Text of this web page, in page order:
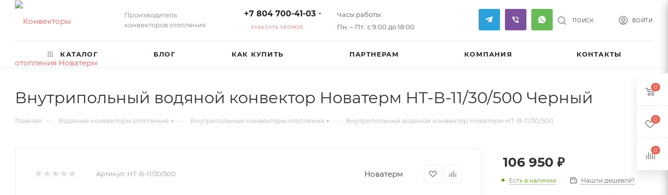
Производитель
конвекторов отопления
+7 804 700-41-03
ЗАКАЗАТЬ ЗВОНОК
Часы работы:
Пн. – Пт.: с 9:00 до 18:00
ВОЙТИ
ПОИСК
КАТАЛОГ БЛОГ КАК КУПИТЬ ПАРТНЕРАМ КОМПАНИЯ КОНТАКТЫ
Внутрипольный водяной конвектор Новатерм НТ-В-11/30/500 Черный
Главная — Водяные конвекторы отопления — Внутрипольные конвекторы отопления — Внутрипольный водяной конвектор Новатерм НТ-В-11/30/500
Артикул: НТ-В-11/30/500 Новатерм
106 950 ₽
Есть в наличии Нашли дешевле?
0
0
0